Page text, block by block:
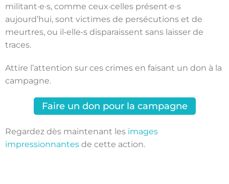
militant·e·s, comme ceux·celles présent·e·s
aujourd’hui, sont victimes de persécutions et de
meurtres, ou il•elle•s disparaissent sans laisser de
traces.
Attire l’attention sur ces crimes en faisant un don à la
campagne.
Faire un don pour la campagne
Regardez dès maintenant les images
impressionnantes de cette action.